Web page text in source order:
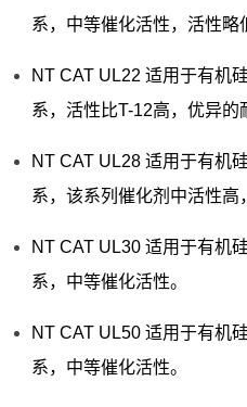
系，中等催化活性，活性略
NT CAT UL22 适用于有机
系，活性比T-12高，优异的
NT CAT UL28 适用于有机
系，该系列催化剂中活性高
NT CAT UL30 适用于有机
系，中等催化活性。
NT CAT UL50 适用于有机
系，中等催化活性。